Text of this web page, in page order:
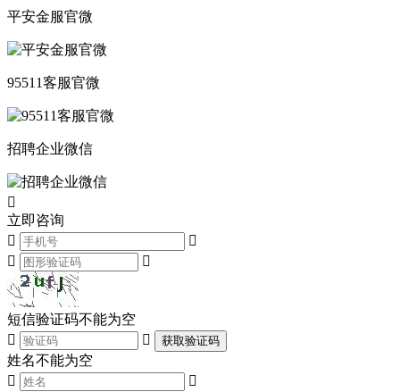
平安金服官微
95511客服官微
招聘企业微信

立即咨询




短信验证码不能为空

 获取验证码
姓名不能为空

